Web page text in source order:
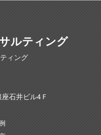
ルティング
ィング
石井ビル4Ｆ